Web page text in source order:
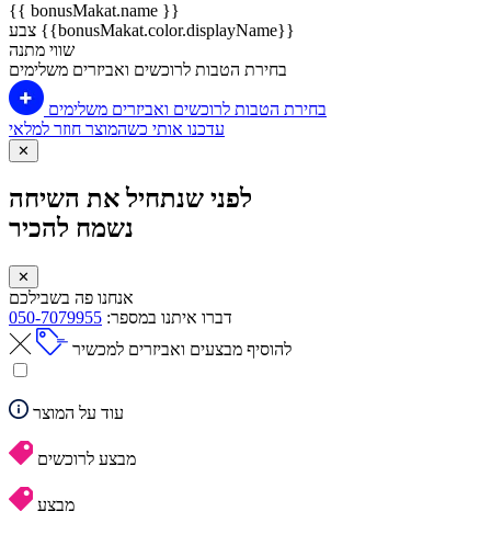
{{ bonusMakat.name }}
צבע {{bonusMakat.color.displayName}}
שווי מתנה
בחירת הטבות לרוכשים ואביזרים משלימים
בחירת הטבות לרוכשים ואביזרים משלימים
עדכנו אותי כשהמוצר חוזר למלאי
✕
לפני שנתחיל את השיחה
נשמח להכיר
✕
אנחנו פה בשבילכם
דברו איתנו במספר: 050-7079955
להוסיף מבצעים ואביזרים למכשיר
עוד על המוצר
מבצע לרוכשים
מבצע